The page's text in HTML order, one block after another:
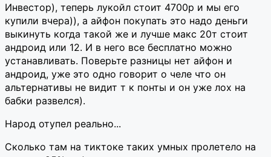
Инвестор), теперь лукойл стоит 4700р и мы его
купили вчера)), а айфон покупать это надо деньги
выкинуть когда такой же и лучше макс 20т стоит
андроид или 12. И в него все бесплатно можно
устанавливать. Поверьте разницы нет айфон и
андроид, уже это одно говорит о челе что он
альтернативы не видит т к понты и он уже лох на
бабки развелся).
Народ отупел реально...
Сколько там на тиктоке таких умных пролетело на